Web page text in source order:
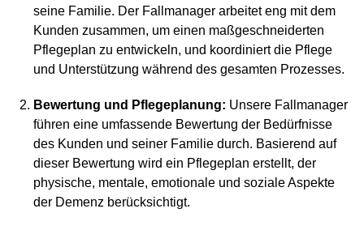
seine Familie. Der Fallmanager arbeitet eng mit dem
Kunden zusammen, um einen maßgeschneiderten
Pflegeplan zu entwickeln, und koordiniert die Pflege
und Unterstützung während des gesamten Prozesses.
Bewertung und Pflegeplanung: Unsere Fallmanager
führen eine umfassende Bewertung der Bedürfnisse
des Kunden und seiner Familie durch. Basierend auf
dieser Bewertung wird ein Pflegeplan erstellt, der
physische, mentale, emotionale und soziale Aspekte
der Demenz berücksichtigt.